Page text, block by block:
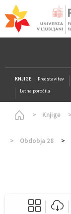
KNJIGE: Predstavitev
Letna poročila
Homepage
Knjige
Obdobja 28